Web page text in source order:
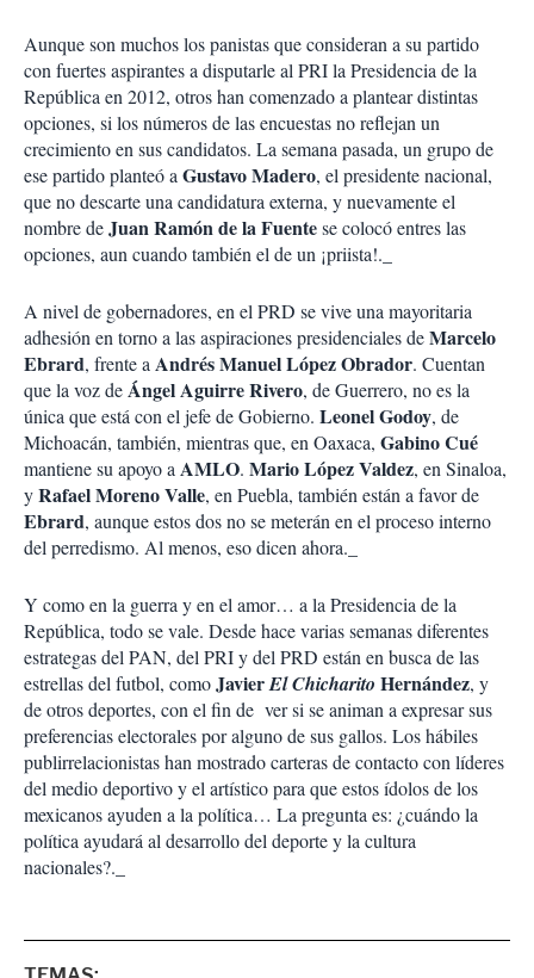
Aunque son muchos los panistas que consideran a su partido
con fuertes aspirantes a disputarle al PRI la Presidencia de la
República en 2012, otros han comenzado a plantear distintas
opciones, si los números de las encuestas no reflejan un
crecimiento en sus candidatos. La semana pasada, un grupo de
ese partido planteó a Gustavo Madero, el presidente nacional,
que no descarte una candidatura externa, y nuevamente el
nombre deJuan Ramón de la Fuentese colocó entres las
opciones, aun cuando también el de un ¡priista!._
A nivel de gobernadores, en el PRD se vive una mayoritaria
adhesión en torno a las aspiraciones presidenciales deMarcelo
Ebrard, frente a Andrés Manuel López Obrador. Cuentan
que la voz deÁngel Aguirre Rivero, de Guerrero, no es la
única que está con el jefe de Gobierno. Leonel Godoy, de
Michoacán, también, mientras que, en Oaxaca, Gabino Cué
mantiene su apoyo a AMLO. Mario López Valdez, en Sinaloa,
yRafael Moreno Valle, en Puebla, también están a favor de
Ebrard, aunque estos dos no se meterán en el proceso interno
del perredismo. Al menos, eso dicen ahora._
Y como en la guerra y en el amor… a la Presidencia de la
República, todo se vale. Desde hace varias semanas diferentes
estrategas del PAN, del PRI y del PRD están en busca de las
estrellas del futbol, comoJavierEl Chicharito Hernández, y
de otros deportes, con el fin de ver si se animan a expresar sus
preferencias electorales por alguno de sus gallos. Los hábiles
publirrelacionistas han mostrado carteras de contacto con líderes
del medio deportivo y el artístico para que estos ídolos de los
mexicanos ayuden a la política… La pregunta es: ¿cuándo la
política ayudará al desarrollo del deporte y la cultura
nacionales?._